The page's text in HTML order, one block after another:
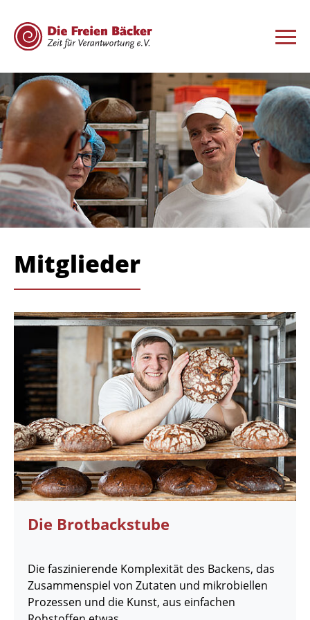
Mitglieder
Die Brotbackstube
Die faszinierende Komplexität des Backens, das
Zusammenspiel von Zutaten und mikrobiellen
Prozessen und die Kunst, aus einfachen